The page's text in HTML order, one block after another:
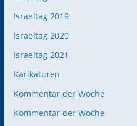
Israeltag 2019
Israeltag 2020
Israeltag 2021
Karikaturen
Kommentar der Woche
Kommentar der Woche